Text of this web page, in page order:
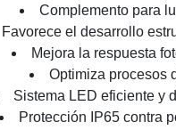
Complemento para
Favorece el desarrollo
Mejora la respuesta
Optimiza procesos
Sistema LED eficiente y
Protección IP65 contra